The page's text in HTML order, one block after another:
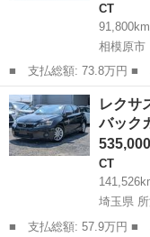
CT
91,800km
相模原市
■ 支払総額: 73.8万円 ■ 車両本体価格： 578,000 円 ■ メーカー
名： レクサス ■ 車種
ｈ ＨＤＤナビ バック
■ ...
神奈川 相模原市
レクサ
バッ
CT
埼玉県
■ 支払総額: 57.9万円 ■ 車両本体価格： 535,000 円 ■ メーカー